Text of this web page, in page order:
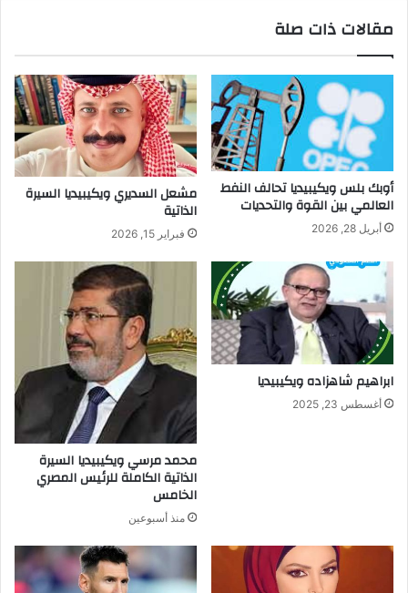
مقالات ذات صلة
أوبك بلس ويكيبيديا تحالف النفط
العالمي بين القوة والتحديات
أبريل 28, 2026
مشعل السديري ويكيبيديا السيرة
الذاتية
فبراير 15, 2026
ابراهيم شاهزاده ويكيبيديا
أغسطس 23, 2025
محمد مرسي ويكيبيديا السيرة
الذاتية الكاملة للرئيس المصري
الخامس
منذ أسبوعين